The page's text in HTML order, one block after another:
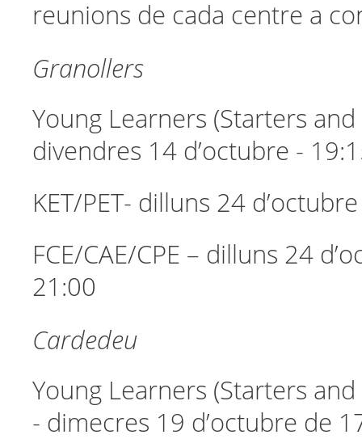
reunions de cada centre a
Granollers
Young Learners (Starters
divendres 14 d’octubre -
KET/PET- dilluns 24
FCE/CAE/CPE – dilluns 24
21:00
Cardedeu
Young Learners (Starters
- dimecres 19 d’octubre de